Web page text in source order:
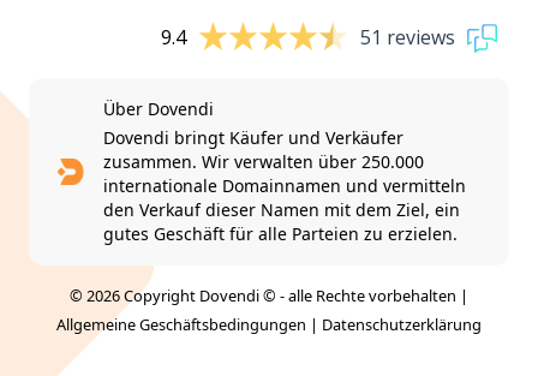
9.4 51 reviews
Über Dovendi
Dovendi bringt Käufer und Verkäufer
zusammen. Wir verwalten über 250.000
internationale Domainnamen und vermitteln
den Verkauf dieser Namen mit dem Ziel, ein
gutes Geschäft für alle Parteien zu erzielen.
© 2026 Copyright Dovendi © - alle Rechte vorbehalten |
Allgemeine Geschäftsbedingungen | Datenschutzerklärung